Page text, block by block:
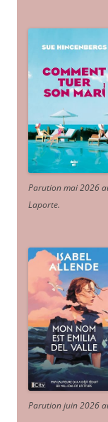
Parution mai 2026
Laporte.
Parution juin 2026